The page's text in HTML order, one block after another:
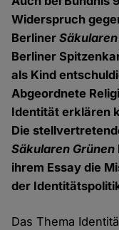
Widerspruch
Berliner
Berliner
als Kind
Abgeordnete
Identität erklären
Die
Säkularen Grünen
ihrem Essay die
der
Das Thema